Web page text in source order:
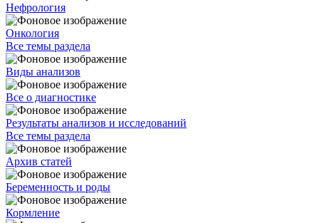
Нефрология
Онкология
Все темы раздела
Виды анализов
Все о диагностике
Результаты анализов и исследований
Все темы раздела
Архив статей
Беременность и роды
Кормление